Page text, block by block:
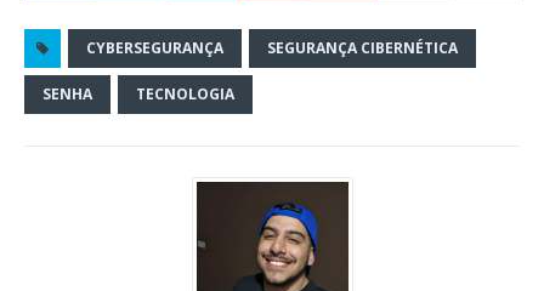
CYBERSEGURANÇA SEGURANÇA CIBERNÉTICA
SENHA TECNOLOGIA